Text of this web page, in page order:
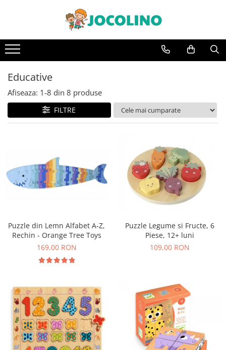
1 - 2 Ani
4 - 5 Ani
5 - 6 Ani
8 - 9 Ani
9+ Ani
Educative
Afiseaza: 1-8 din 8 produse
FILTRE
Puzzle din Lemn Alfabet A-Z,
Rechin - Orange Tree Toys
169,00 RON
Puzzle Legume si Fructe, 6
Piese, 12+ luni
109,00 RON